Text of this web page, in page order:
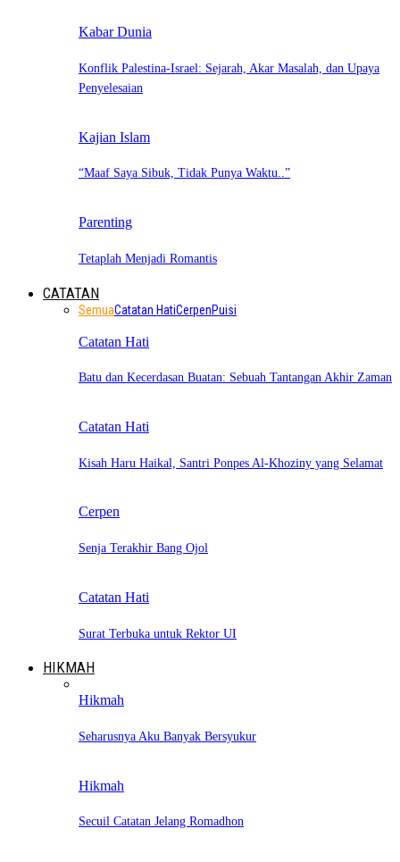
Kabar Dunia
Konflik Palestina-Israel: Sejarah, Akar Masalah, dan Upaya
Penyelesaian
Kajian Islam
“Maaf Saya Sibuk, Tidak Punya Waktu..”
Parenting
Tetaplah Menjadi Romantis
CATATAN
SemuaCatatan HatiCerpenPuisi
Catatan Hati
Batu dan Kecerdasan Buatan: Sebuah Tantangan Akhir Zaman
Catatan Hati
Kisah Haru Haikal, Santri Ponpes Al-Khoziny yang Selamat
Cerpen
Senja Terakhir Bang Ojol
Catatan Hati
Surat Terbuka untuk Rektor UI
HIKMAH
Hikmah
Seharusnya Aku Banyak Bersyukur
Hikmah
Secuil Catatan Jelang Romadhon